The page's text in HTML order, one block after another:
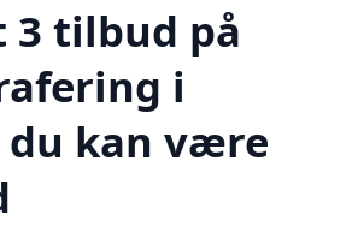
3 tilbud på
i
du kan være